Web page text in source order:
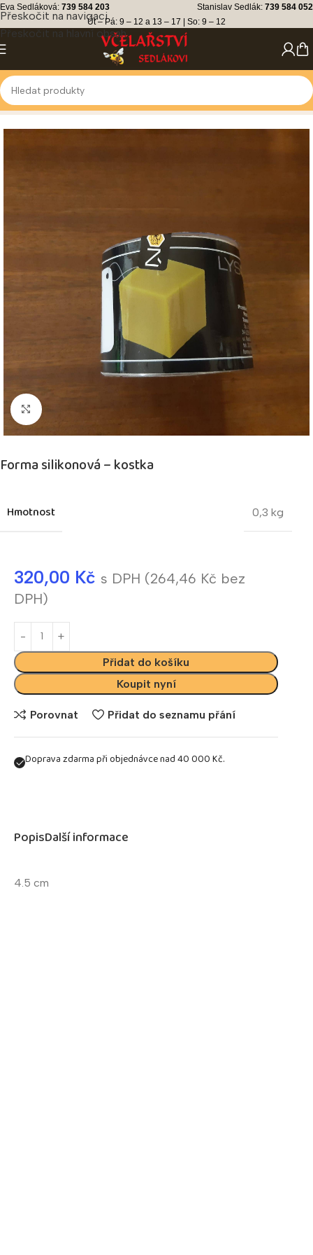
Přeskočit na navigaci
Přeskočit na hlavní obsah
Eva Sedláková: 739 584 203 Stanislav Sedlák: 739 584 052
Út – Pá: 9 – 12 a 13 – 17 | So: 9 – 12
Kliknutím zvětšíte
Forma silikonová – kostka
Hmotnost 0,3 kg
320,00 Kč s DPH (264,46 Kč bez
DPH)
Přidat do košíku
Koupit nyní
Porovnat Přidat do seznamu přání
Doprava zdarma při objednávce nad 40 000 Kč.
PopisDalší informace
4.5 cm